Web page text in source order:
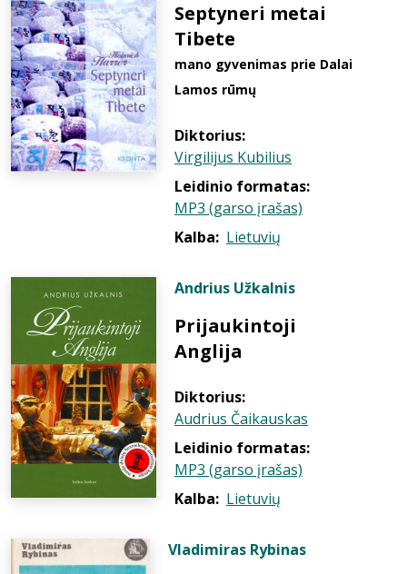
Septyneri metai
Tibete
mano gyvenimas prie Dalai
Lamos rūmų
Diktorius:
Virgilijus Kubilius
Leidinio formatas:
MP3 (garso įrašas)
Kalba: Lietuvių
Andrius Užkalnis
Prijaukintoji
Anglija
Diktorius:
Audrius Čaikauskas
Leidinio formatas:
MP3 (garso įrašas)
Kalba: Lietuvių
Vladimiras Rybinas